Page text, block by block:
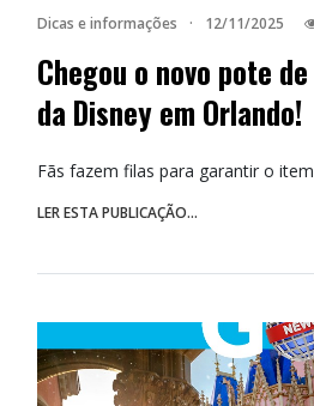
Dicas e informações · 12/11/2025
Chegou o novo pote
da Disney em Orlando!
Fãs fazem filas para garantir o
LER ESTA PUBLICAÇÃO...